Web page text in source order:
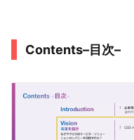
Contents–目次–